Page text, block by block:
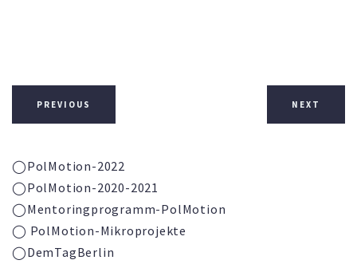
PREVIOUS NEXT
◯PolMotion-2022
◯PolMotion-2020-2021
◯Mentoringprogramm-PolMotion
◯ PolMotion-Mikroprojekte
◯DemTagBerlin